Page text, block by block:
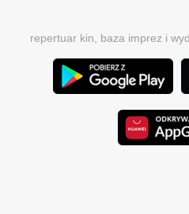
repertuar kin, baza imprez i